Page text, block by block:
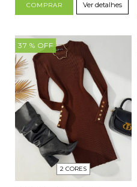
COMPRAR Ver detalhes
37 % OFF
2 CORES